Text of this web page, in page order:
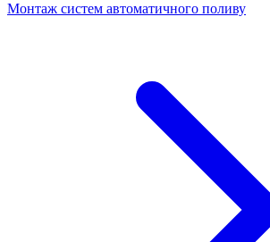
Монтаж систем автоматичного поливу